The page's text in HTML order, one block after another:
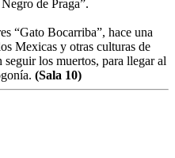
de Praga”.
“Gato Bocarriba”, hace una
Mexicas y otras culturas de
los muertos, para llegar al
(Sala 10)